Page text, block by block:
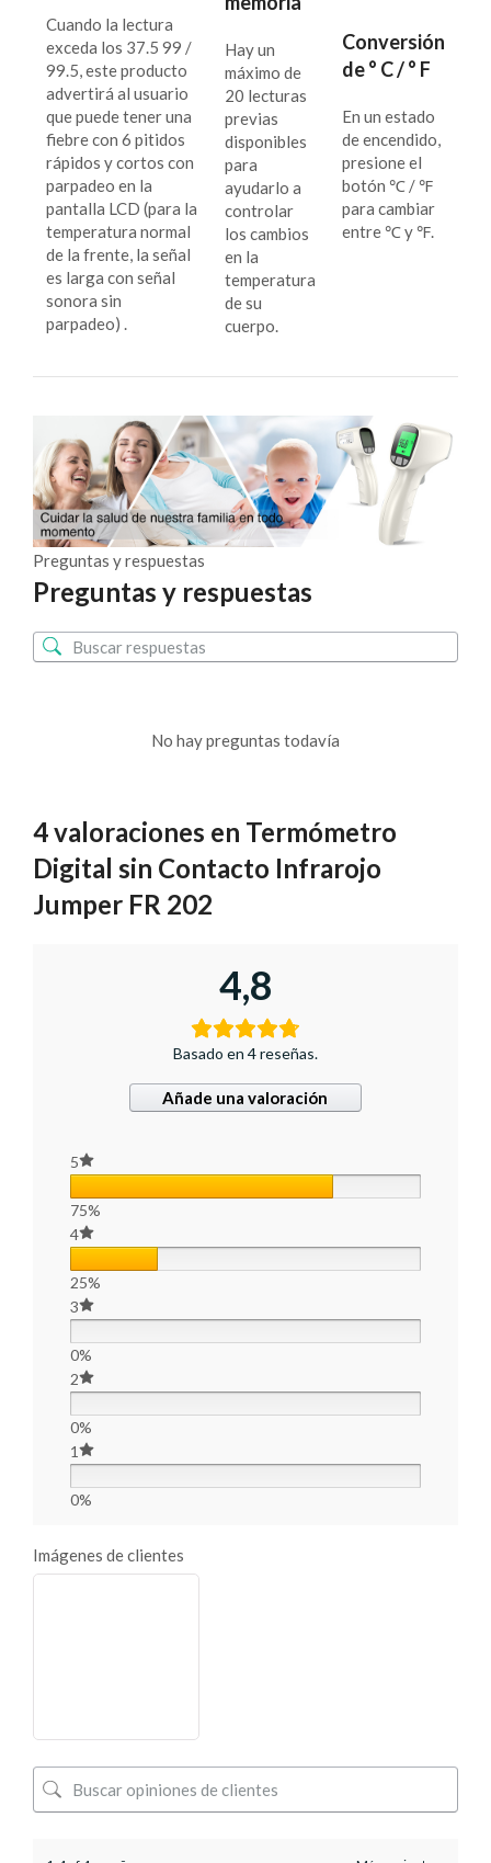
Cuando la lectura
exceda los 37.5 99 /
99.5, este producto
advertirá al usuario
que puede tener una
fiebre con 6 pitidos
rápidos y cortos con
parpadeo en la
pantalla LCD (para la
temperatura normal
de la frente, la señal
es larga con señal
sonora sin
parpadeo) .
Hay un
máximo de
20 lecturas
previas
disponibles
para
ayudarlo a
controlar
los cambios
en la
temperatura
de su
cuerpo.
Conversión
de ° C / ° F
En un estado
de encendido,
presione el
botón ℃ / ℉
para cambiar
entre ℃ y ℉.
Preguntas y respuestas
Preguntas y respuestas
No hay preguntas todavía
4 valoraciones en Termómetro
Digital sin Contacto Infrarojo
Jumper FR 202
4,8
Basado en 4 reseñas.
Añade una valoración
5
75%
4
25%
3
0%
2
0%
1
0%
Imágenes de clientes